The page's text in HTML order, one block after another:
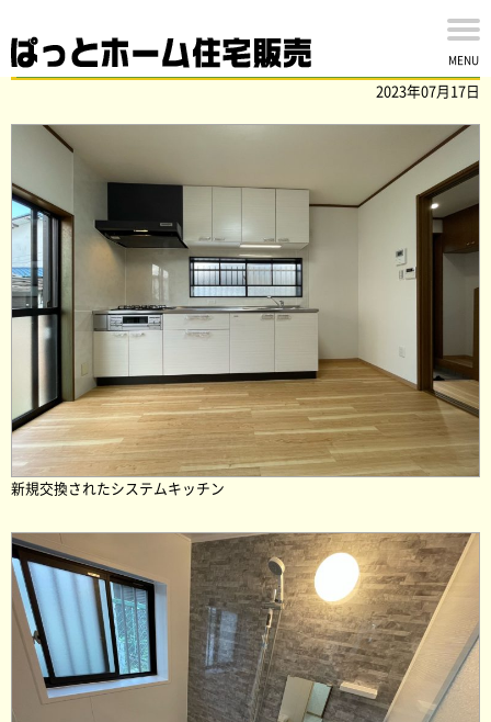
MENU
八千代市八千代台東の中古戸建の内外装リフォーム完了！
2023年07月17日
新規交換されたシステムキッチン